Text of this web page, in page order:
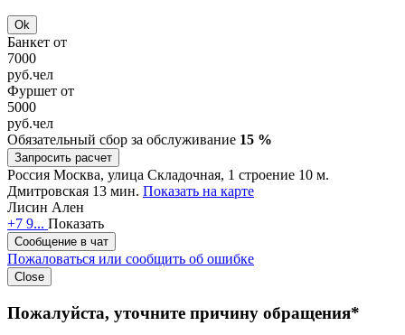
Ok
Банкет от
7000
руб.чел
Фуршет от
5000
руб.чел
Обязательный сбор за обслуживание 15 %
Запросить расчет
Россия Москва, улица Складочная, 1 строение 10 м.
Дмитровская 13 мин. Показать на карте
Лисин Ален
+7 9... Показать
Сообщение в чат
Пожаловаться или сообщить об ошибке
Close
Пожалуйста, уточните причину обращения*